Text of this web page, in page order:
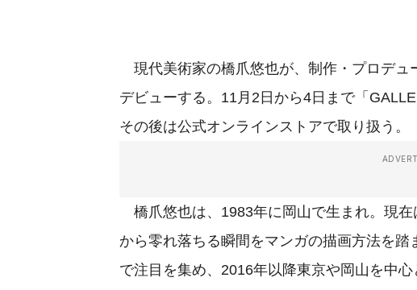
現代美術家の橋爪悠也が、制作・プロデュ
デビューする。11月2日から4日まで「
その後は公式オンラインストアで取り扱う。
橋爪悠也は、1983年に岡山で生まれ。現
から零れ落ちる瞬間をマンガの描画方法を
で注目を集め、2016年以降東京や岡山を中